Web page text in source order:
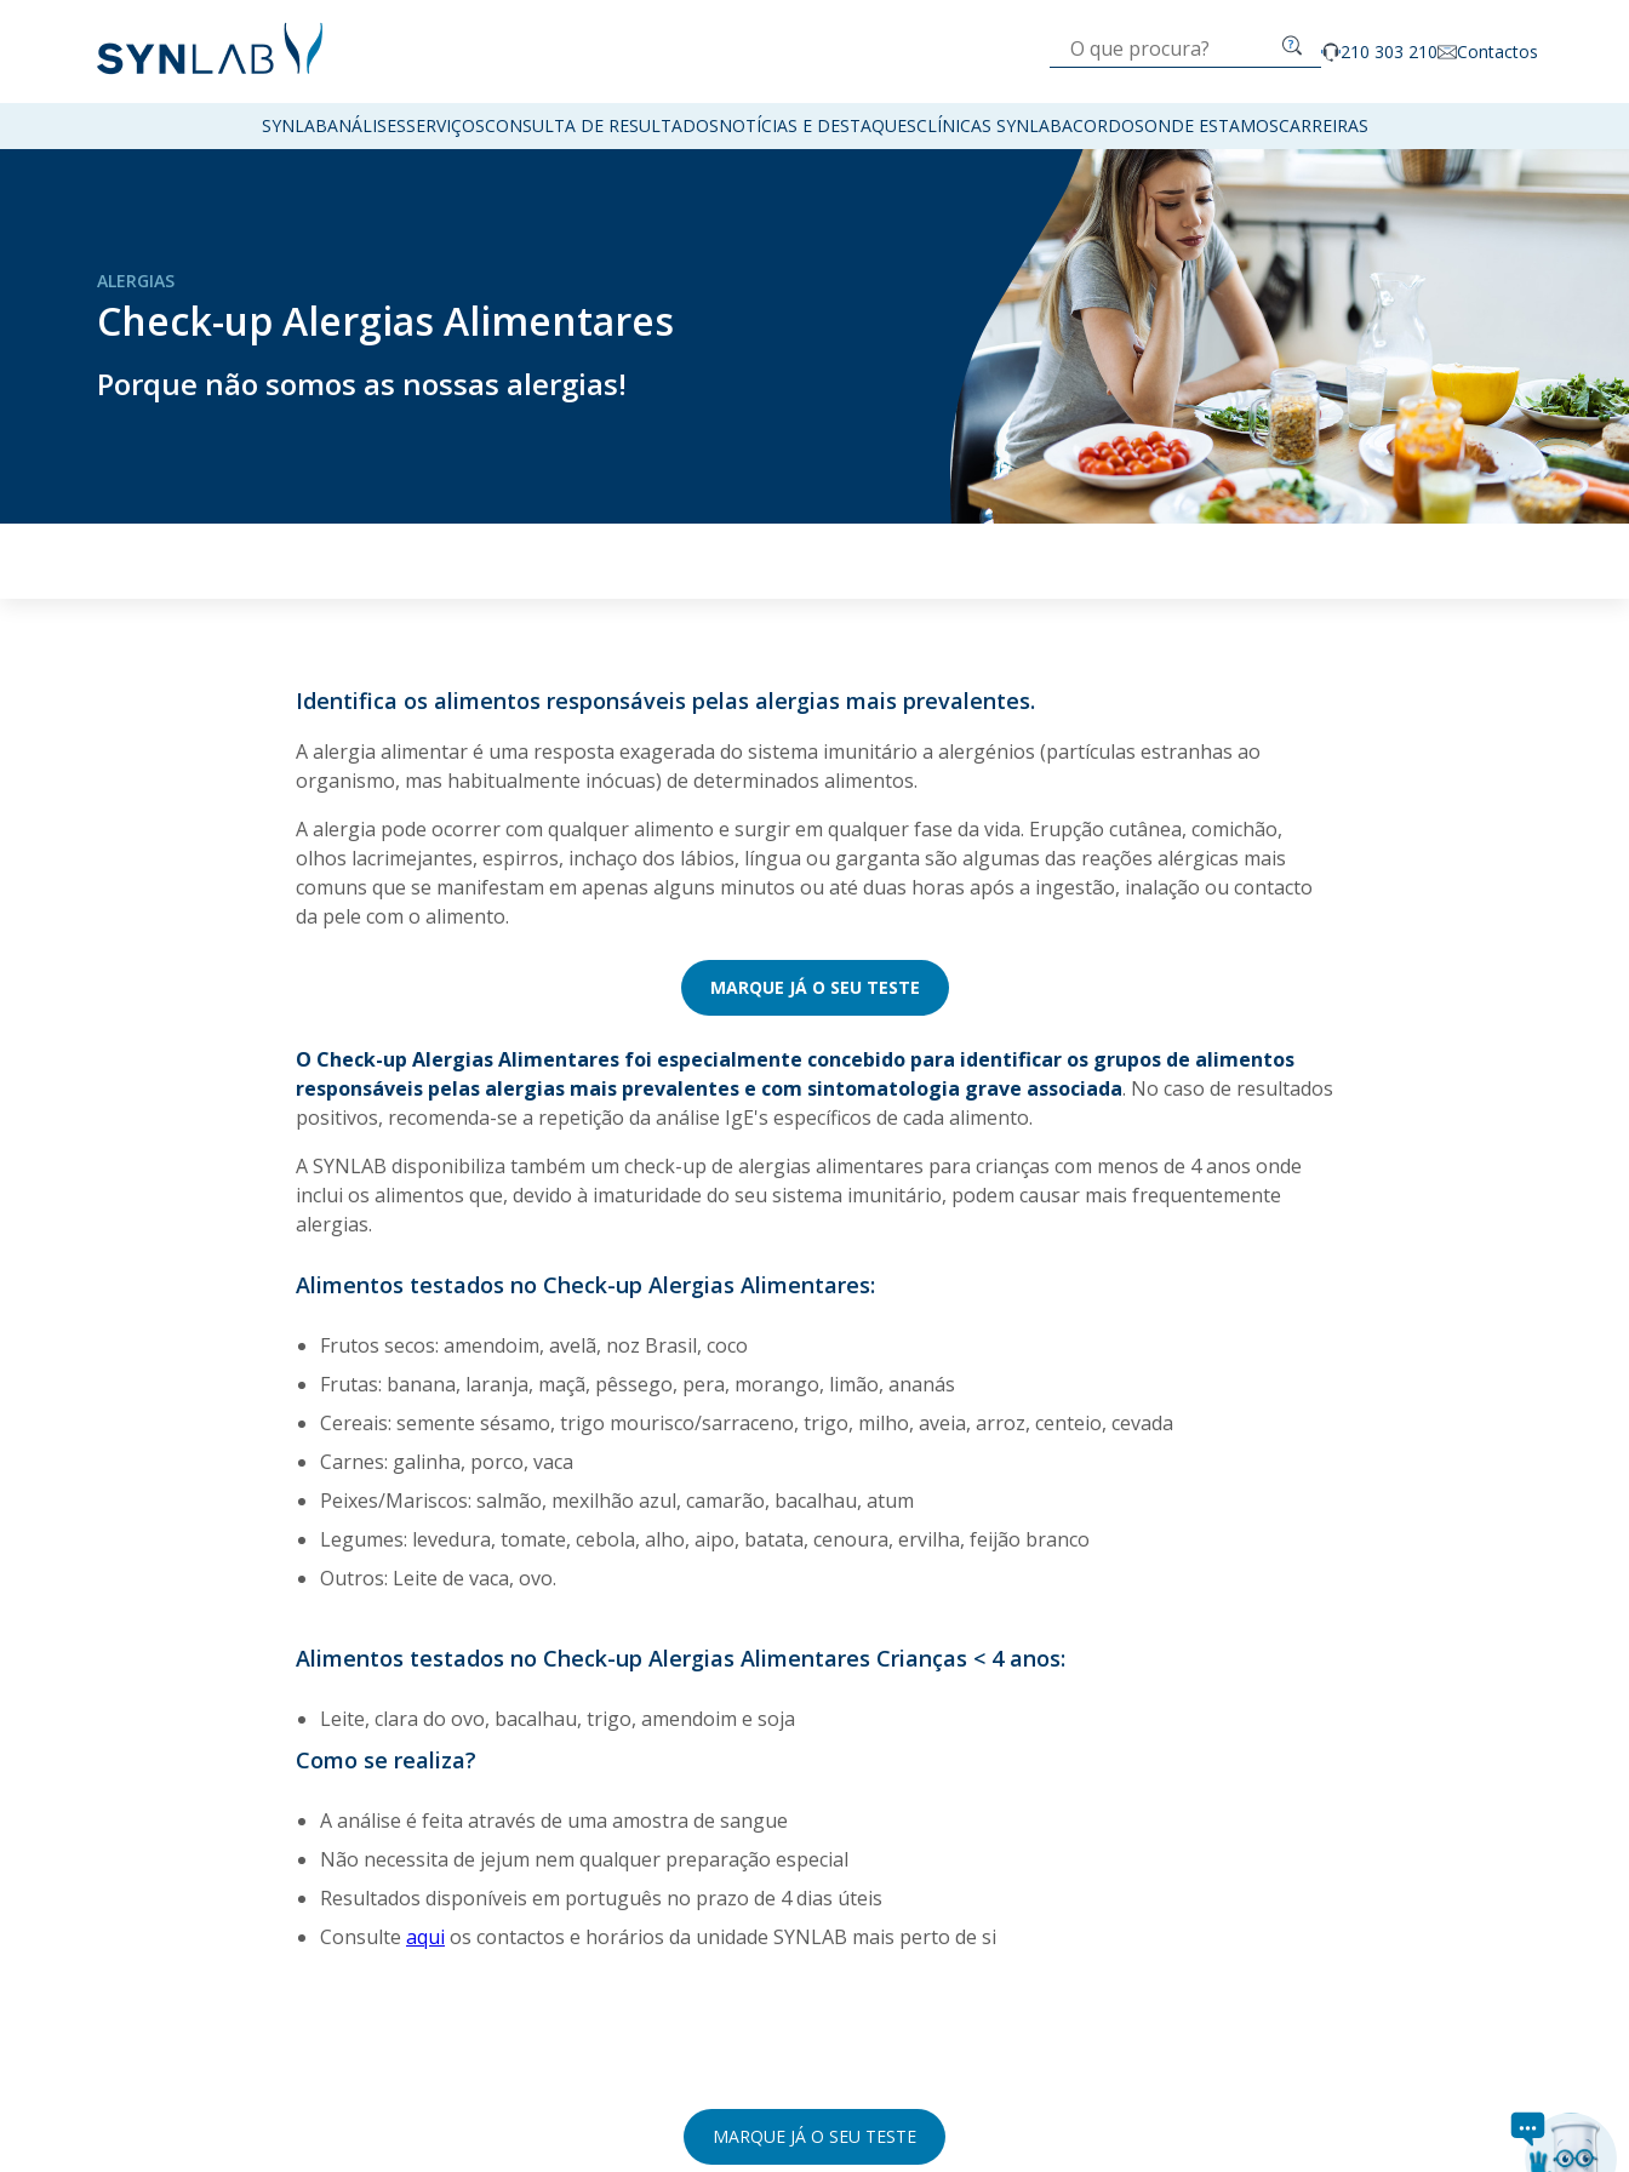
210 303 210 Contactos
SYNLABANÁLISESSERVIÇOSCONSULTA DE RESULTADOSNOTÍCIAS E DESTAQUESCLÍNICAS SYNLABACORDOSONDE ESTAMOSCARREIRAS
ALERGIAS
Check-up Alergias Alimentares
Porque não somos as nossas alergias!
Identifica os alimentos responsáveis pelas alergias mais prevalentes.
A alergia alimentar é uma resposta exagerada do sistema imunitário a alergénios (partículas estranhas ao
organismo, mas habitualmente inócuas) de determinados alimentos.
A alergia pode ocorrer com qualquer alimento e surgir em qualquer fase da vida. Erupção cutânea, comichão,
olhos lacrimejantes, espirros, inchaço dos lábios, língua ou garganta são algumas das reações alérgicas mais
comuns que se manifestam em apenas alguns minutos ou até duas horas após a ingestão, inalação ou contacto
da pele com o alimento.
MARQUE JÁ O SEU TESTE
O Check-up Alergias Alimentares foi especialmente concebido para identificar os grupos de alimentos
responsáveis pelas alergias mais prevalentes e com sintomatologia grave associada. No caso de resultados
positivos, recomenda-se a repetição da análise IgE's específicos de cada alimento.
A SYNLAB disponibiliza também um check-up de alergias alimentares para crianças com menos de 4 anos onde
inclui os alimentos que, devido à imaturidade do seu sistema imunitário, podem causar mais frequentemente
alergias.
Alimentos testados no Check-up Alergias Alimentares:
Frutos secos: amendoim, avelã, noz Brasil, coco
Frutas: banana, laranja, maçã, pêssego, pera, morango, limão, ananás
Cereais: semente sésamo, trigo mourisco/sarraceno, trigo, milho, aveia, arroz, centeio, cevada
Carnes: galinha, porco, vaca
Peixes/Mariscos: salmão, mexilhão azul, camarão, bacalhau, atum
Legumes: levedura, tomate, cebola, alho, aipo, batata, cenoura, ervilha, feijão branco
Outros: Leite de vaca, ovo.
Alimentos testados no Check-up Alergias Alimentares Crianças < 4 anos:
Leite, clara do ovo, bacalhau, trigo, amendoim e soja
Como se realiza?
A análise é feita através de uma amostra de sangue
Não necessita de jejum nem qualquer preparação especial
Resultados disponíveis em português no prazo de 4 dias úteis
Consulte aqui os contactos e horários da unidade SYNLAB mais perto de si
MARQUE JÁ O SEU TESTE